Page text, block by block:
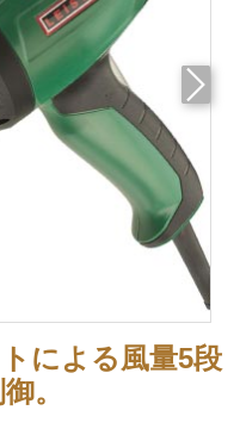
による風量5段
。
次へ